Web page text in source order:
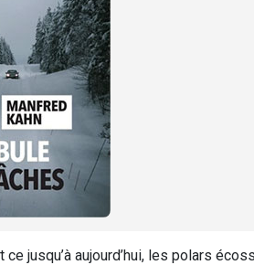
ce jusqu’à aujourd’hui, les polars